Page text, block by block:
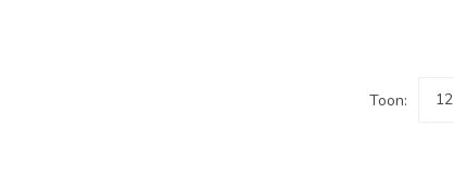
Toon: